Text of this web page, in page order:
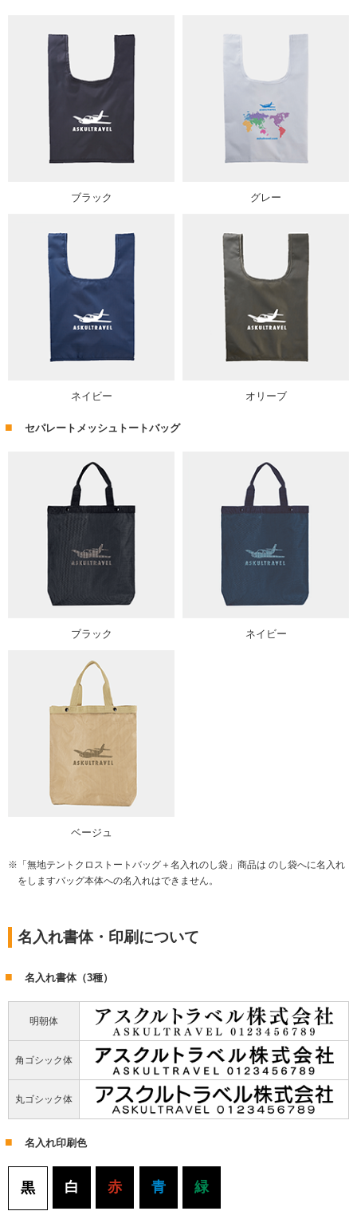
ブラック グレー
ネイビー オリーブ
セパレートメッシュトートバッグ
ブラック ネイビー
ベージュ
「無地テントクロストートバッグ＋名入れのし袋」商品は のし袋へに名入れ
をしますバッグ本体への名入れはできません。
名入れ書体・印刷について
名入れ書体（3種）
明朝体
角ゴシック体
丸ゴシック体
名入れ印刷色
黒 白 赤 青 緑